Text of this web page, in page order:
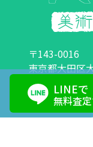
LINEで
無料査
〒143-0016
東京都大田区
営業時間：
0120-